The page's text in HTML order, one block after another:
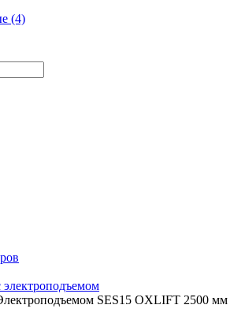
(4)
SES15 OXLIFT 2500 мм